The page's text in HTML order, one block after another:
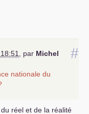
#
par Michel
nationale du
réel et de la réalité